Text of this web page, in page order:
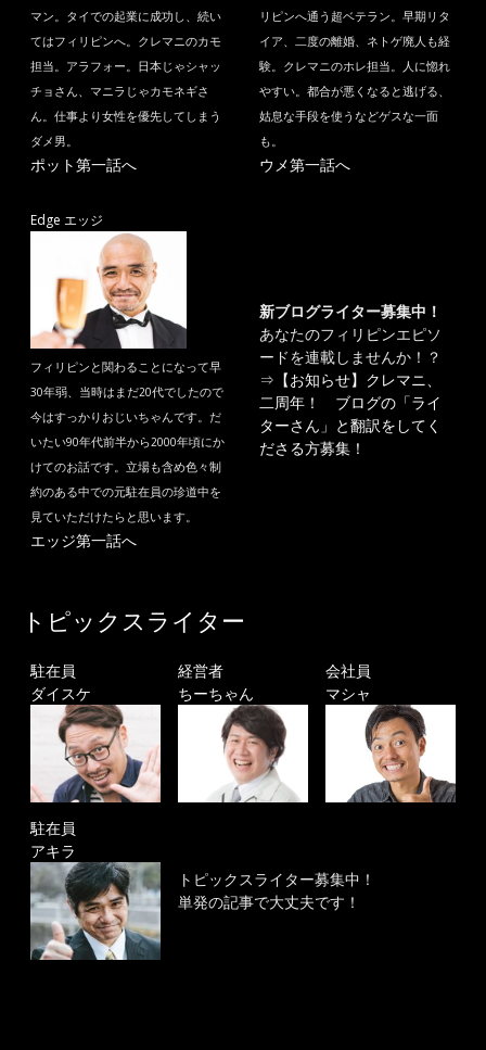
マン。タイでの起業に成功し、続い
てはフィリピンへ。クレマニのカモ
担当。アラフォー。日本じゃシャッ
チョさん、マニラじゃカモネギさ
ん。仕事より女性を優先してしまう
ダメ男。
ポット第一話へ
リピンへ通う超ベテラン。早期リタ
イア、二度の離婚、ネトゲ廃人も経
験。クレマニのホレ担当。人に惚れ
やすい。都合が悪くなると逃げる、
姑息な手段を使うなどゲスな一面
も。
ウメ第一話へ
Edge エッジ
フィリピンと関わることになって早
30年弱、当時はまだ20代でしたので
今はすっかりおじいちゃんです。だ
いたい90年代前半から2000年頃にか
けてのお話です。立場も含め色々制
約のある中での元駐在員の珍道中を
見ていただけたらと思います。
エッジ第一話へ
新ブログライター募集中！
あなたのフィリピンエピソ
ードを連載しませんか！？
⇒ 【お知らせ】クレマニ、
二周年！ ブログの「ライ
ターさん」と翻訳をしてく
ださる方募集！
トピックスライター
駐在員
ダイスケ
経営者
ちーちゃん
会社員
マシャ
駐在員
アキラ
トピックスライター募集中！
単発の記事で大丈夫です！